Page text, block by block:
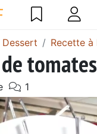
Dessert Recette